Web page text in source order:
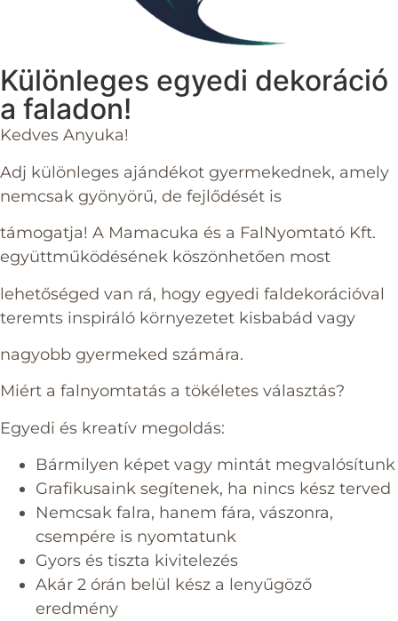
Különleges egyedi dekoráció
a faladon!
Kedves Anyuka!
Adj különleges ajándékot gyermekednek, amely
nemcsak gyönyörű, de fejlődését is
támogatja! A Mamacuka és a FalNyomtató Kft.
együttműködésének köszönhetően most
lehetőséged van rá, hogy egyedi faldekorációval
teremts inspiráló környezetet kisbabád vagy
nagyobb gyermeked számára.
Miért a falnyomtatás a tökéletes választás?
Egyedi és kreatív megoldás:
Bármilyen képet vagy mintát megvalósítunk
Grafikusaink segítenek, ha nincs kész terved
Nemcsak falra, hanem fára, vászonra,
csempére is nyomtatunk
Gyors és tiszta kivitelezés
Akár 2 órán belül kész a lenyűgöző
eredmény